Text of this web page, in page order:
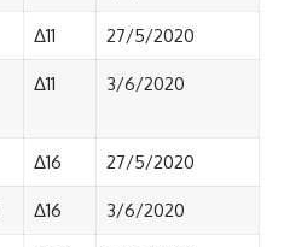
Δ11 27/5/2020
Δ11 3/6/2020
Δ16 27/5/2020
Δ16 3/6/2020